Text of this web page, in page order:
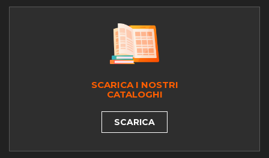
SCARICA I NOSTRI
CATALOGHI
SCARICA